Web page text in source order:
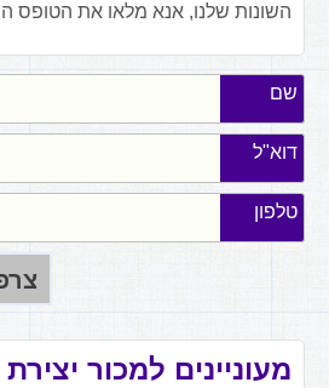
השונות שלנו, אנא מלאו את הטופס
שם
דוא"ל
טלפון
מעוניינים למכור